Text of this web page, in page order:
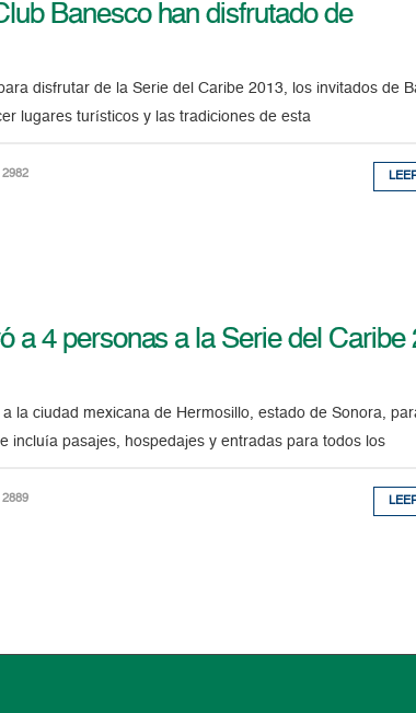
Banesco han disfrutado de
disfrutar de la Serie del Caribe 2013, los invitados de
lugares turísticos y las tradiciones de esta
2982
a 4 personas a la Serie del Caribe
la ciudad mexicana de Hermosillo, estado de Sonora,
incluía pasajes, hospedajes y entradas para todos los
2889